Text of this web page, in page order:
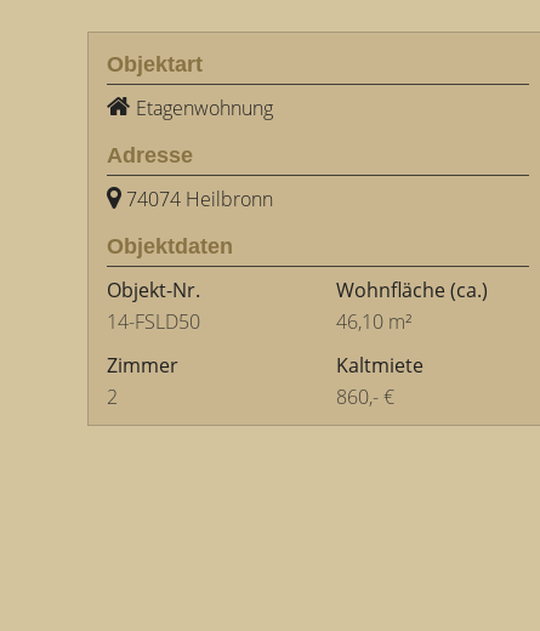
Objektart
Etagenwohnung
Adresse
74074 Heilbronn
Objektdaten
Objekt-Nr.
14-FSLD50
Wohnfläche(ca.)
46,10 m²
Zimmer
2
Kaltmiete
860,- €